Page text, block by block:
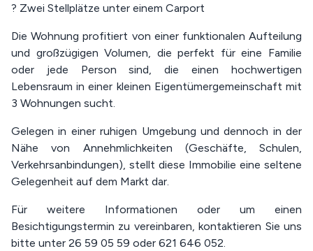
? Zwei Stellplätze unter einem Carport
Die Wohnung profitiert von einer funktionalen Aufteilung
und großzügigen Volumen, die perfekt für eine Familie
oder jede Person sind, die einen hochwertigen
Lebensraum in einer kleinen Eigentümergemeinschaft mit
3 Wohnungen sucht.
Gelegen in einer ruhigen Umgebung und dennoch in der
Nähe von Annehmlichkeiten (Geschäfte, Schulen,
Verkehrsanbindungen), stellt diese Immobilie eine seltene
Gelegenheit auf dem Markt dar.
Für weitere Informationen oder um einen
Besichtigungstermin zu vereinbaren, kontaktieren Sie uns
bitte unter 26 59 05 59 oder 621 646 052.